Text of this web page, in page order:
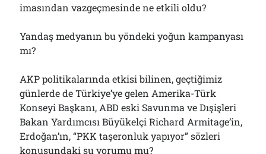
imasından vazgeçmesinde ne etkili oldu?
Yandaş medyanın bu yöndeki yoğun kampanyası
mı?
AKP politikalarında etkisi bilinen, geçtiğimiz
günlerde de Türkiye’ye gelen Amerika-Türk
Konseyi Başkanı, ABD eski Savunma ve Dışişleri
Bakan Yardımcısı Büyükelçi Richard Armitage’in,
Erdoğan’ın, “PKK taşeronluk yapıyor” sözleri
konusundaki şu yorumu mu?